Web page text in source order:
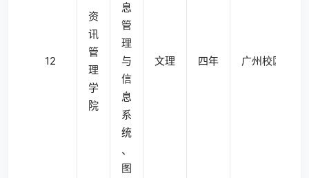
12
资
讯
管
理
学
院
息
管
理
与
信
息
系
统
、
图
文理 四年 广州校区东校